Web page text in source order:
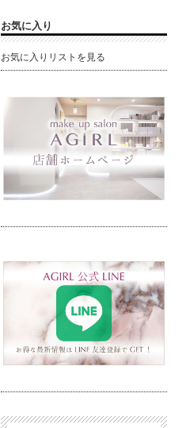
お気に入り
お気に入りリストを見る